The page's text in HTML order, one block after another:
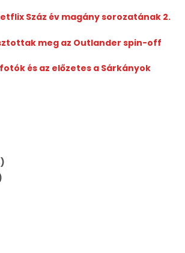
Száz év magány sorozatának 2.
meg az Outlander spin-off
és az előzetes a Sárkányok